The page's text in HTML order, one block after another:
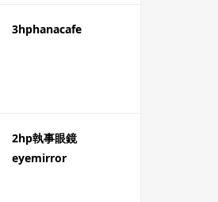
3hphanacafe
2hp執事眼鏡
eyemirror